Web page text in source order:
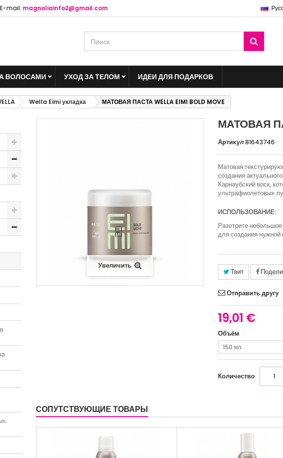
E-mail: magnoliainfo2@gmail.com
ВОЛОСАМИ УХОД ЗА ТЕЛОМ ИДЕИ ДЛЯ ПОДАРКОВ
Wella Eimi укладка МАТОВАЯ ПАСТА WELLA EIMI BOLD MOVE
Увеличить
МАТОВАЯ
Артикул81643746
Матовая
создания
Карнаубский воск,
ультрафиолетовых
ИСПОЛЬЗОВАНИЕ:
Разотрите
для создания
Твит
Отправить другу
19,01 €
Объём
150 мл
Количество
СОПУТСТВУЮЩИЕ ТОВАРЫ